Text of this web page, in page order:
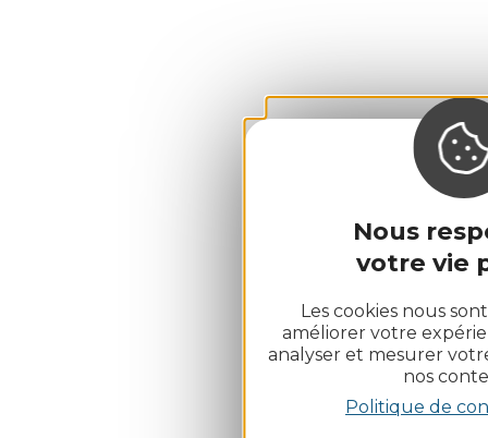
Nous
votre vie
Les cookies nous
améliorer votre
analyser et mesurer
nos
Politique de